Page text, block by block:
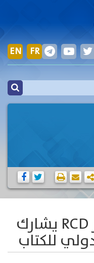
EN FR
مركز الرافدين للحوار RCD يشارك
للكتاب